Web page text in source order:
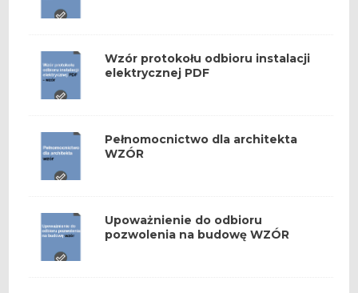
Wzór protokołu odbioru instalacji
elektrycznej PDF
Pełnomocnictwo dla architekta
WZÓR
Upoważnienie do odbioru
pozwolenia na budowę WZÓR